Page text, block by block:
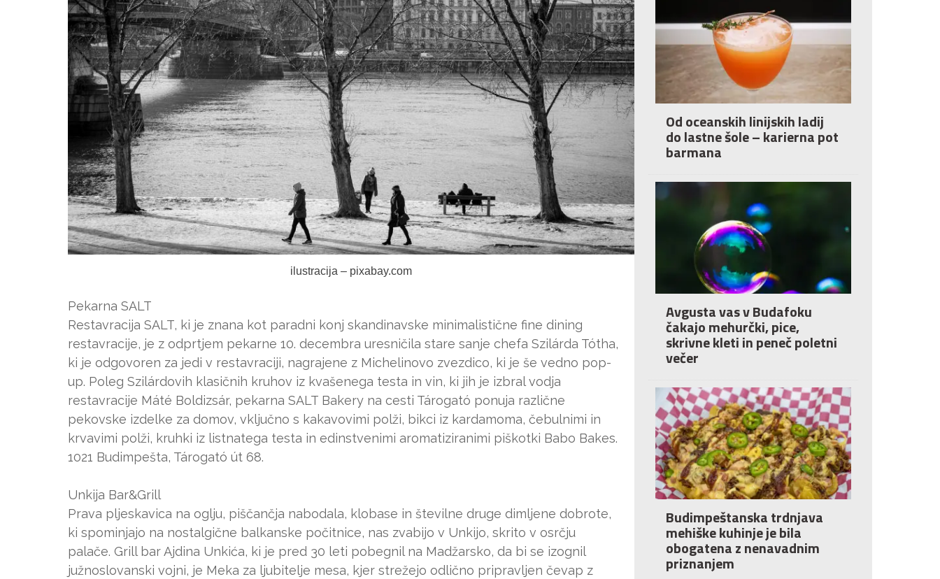
ilustracija – pixabay.com
Pekarna SALT
Restavracija SALT, ki je znana kot paradni konj skandinavske minimalistične fine dining
restavracije, je z odprtjem pekarne 10. decembra uresničila stare sanje chefa Szilárda Tótha,
ki je odgovoren za jedi v restavraciji, nagrajene z Michelinovo zvezdico, ki je še vedno pop-
up. Poleg Szilárdovih klasičnih kruhov iz kvašenega testa in vin, ki jih je izbral vodja
restavracije Máté Boldizsár, pekarna SALT Bakery na cesti Tárogató ponuja različne
pekovske izdelke za domov, vključno s kakavovimi polži, bikci iz kardamoma, čebulnimi in
krvavimi polži, kruhki iz listnatega testa in edinstvenimi aromatiziranimi piškotki Babo Bakes.
1021 Budimpešta, Tárogató út 68.
Unkija Bar&Grill
Prava pljeskavica na oglju, piščančja nabodala, klobase in številne druge dimljene dobrote,
ki spominjajo na nostalgične balkanske počitnice, nas zvabijo v Unkijo, skrito v osrčju
palače. Grill bar Ajdina Unkića, ki je pred 30 leti pobegnil na Madžarsko, da bi se izognil
južnoslovanski vojni, je Meka za ljubitelje mesa, kjer strežejo odlično pripravljen čevap z
Od oceanskih linijskih ladij
do lastne šole – karierna pot
barmana
Avgusta vas v Budafoku
čakajo mehurčki, pice,
skrivne kleti in peneč poletni
večer
Budimpeštanska trdnjava
mehiške kuhinje je bila
obogatena z nenavadnim
priznanjem